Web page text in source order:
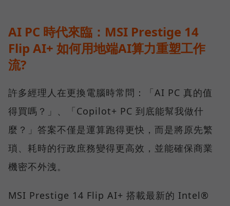
AI PC 時代來臨：MSI Prestige 14
Flip AI+ 如何用地端AI算力重塑工作
流?
許多經理人在更換電腦時常問：「AI PC 真的值
得買嗎？」、「Copilot+ PC 到底能幫我做什
麼？」答案不僅是運算跑得更快，而是將原先繁
瑣、耗時的行政庶務變得更高效，並能確保商業
機密不外洩。
MSI Prestige 14 Flip AI+ 搭載最新的 Intel®